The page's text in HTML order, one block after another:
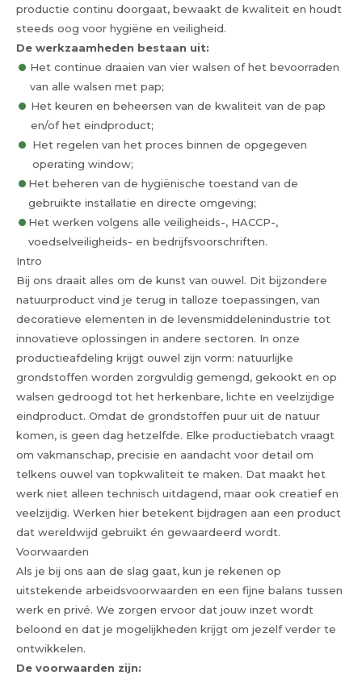
productie continu doorgaat, bewaakt de kwaliteit en houdt
steeds oog voor hygiëne en veiligheid.
De werkzaamheden bestaan uit:
Het continue draaien van vier walsen of het bevoorraden
van alle walsen met pap;
Het keuren en beheersen van de kwaliteit van de pap
en/of het eindproduct;
Het regelen van het proces binnen de opgegeven
operating window;
Het beheren van de hygiënische toestand van de
gebruikte installatie en directe omgeving;
Het werken volgens alle veiligheids-, HACCP-,
voedselveiligheids- en bedrijfsvoorschriften.
Intro
Bij ons draait alles om de kunst van ouwel. Dit bijzondere
natuurproduct vind je terug in talloze toepassingen, van
decoratieve elementen in de levensmiddelenindustrie tot
innovatieve oplossingen in andere sectoren. In onze
productieafdeling krijgt ouwel zijn vorm: natuurlijke
grondstoffen worden zorgvuldig gemengd, gekookt en op
walsen gedroogd tot het herkenbare, lichte en veelzijdige
eindproduct. Omdat de grondstoffen puur uit de natuur
komen, is geen dag hetzelfde. Elke productiebatch vraagt
om vakmanschap, precisie en aandacht voor detail om
telkens ouwel van topkwaliteit te maken. Dat maakt het
werk niet alleen technisch uitdagend, maar ook creatief en
veelzijdig. Werken hier betekent bijdragen aan een product
dat wereldwijd gebruikt én gewaardeerd wordt.
Voorwaarden
Als je bij ons aan de slag gaat, kun je rekenen op
uitstekende arbeidsvoorwaarden en een fijne balans tussen
werk en privé. We zorgen ervoor dat jouw inzet wordt
beloond en dat je mogelijkheden krijgt om jezelf verder te
ontwikkelen.
De voorwaarden zijn: